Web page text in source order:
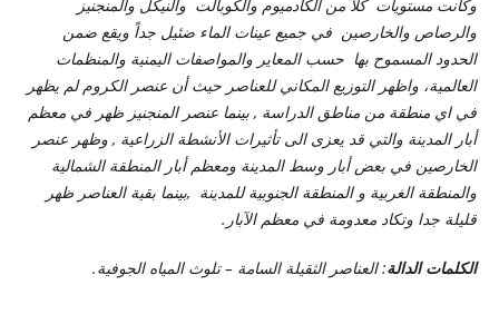
وكانت مستويات كلاً من الكادميوم والكوبالت والنيكل والمنجنيز
والرصاص والخارصين في جميع عينات الماء ضئيل جداً ويقع ضمن
الحدود المسموح بها حسب المعاير والمواصفات اليمنية والمنظمات
العالمية، واظهر التوزيع المكاني للعناصر حيث أن عنصر الكروم لم يظهر
في اي منطقة من مناطق الدراسة , بينما عنصر المنجنيز ظهر في معظم
أبار المدينة والتي قد يعزى الى تأثيرات الأنشطة الزراعية , وظهر عنصر
الخارصين في بعض أبار وسط المدينة ومعظم أبار المنطقة الشمالية
والمنطقة الغربية و المنطقة الجنوبية للمدينة ,بينما بقية العناصر ظهر
قليلة جدا وتكاد معدومة في معظم الآبار.
الكلمات الدالة: العناصر الثقيلة السامة – تلوث المياه الجوفية.